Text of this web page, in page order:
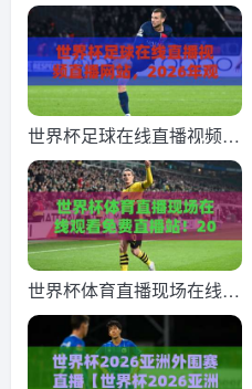
赛直播网：2026年球迷必
看的终极观赛指南！
世界杯足球在线直播视频直
播网站，2026年观赛指南
全解析
世界杯体育直播现场在线观
看免费直播站！2026年全
球球迷必收藏的免费高清观